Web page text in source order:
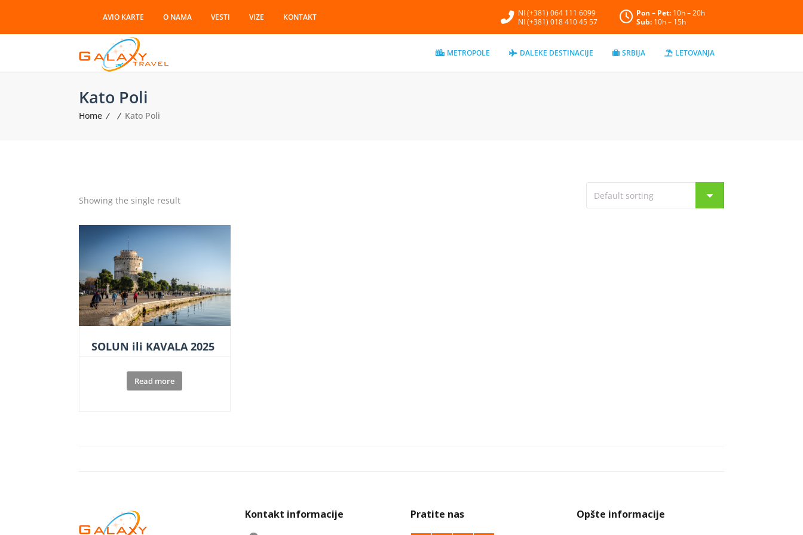
AVIO KARTE O NAMA VESTI VIZE KONTAKT
NI (+381) 064 111 6099
NI (+381) 018 410 45 57
Pon – Pet:10h – 20h
Sub:10h – 15h
METROPOLE DALEKE DESTINACIJE SRBIJA LETOVANJA
Kato Poli
Home Kato Poli
Showing the single result
SOLUN ili KAVALA 2025
Read more
Kontakt informacije Pratite nas Opšte informacije